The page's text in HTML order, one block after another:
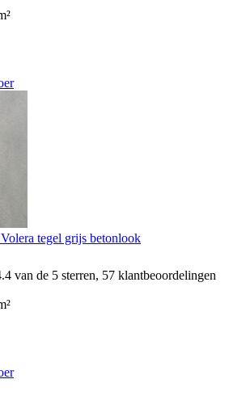
tegel grijs betonlook
van de 5 sterren, 57 klantbeoordelingen